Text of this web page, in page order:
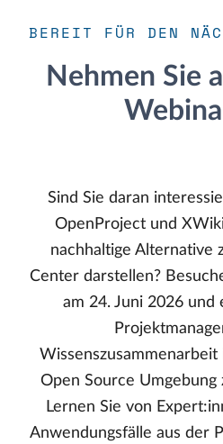
BEREIT FÜR DEN
Nehmen Sie
Sind Sie daran
OpenProject und
nachhaltige Alternative
Center darstellen?
am 24. Juni 2026 und
Open Source Umgebung
Lernen Sie von
Anwendungsfälle aus der